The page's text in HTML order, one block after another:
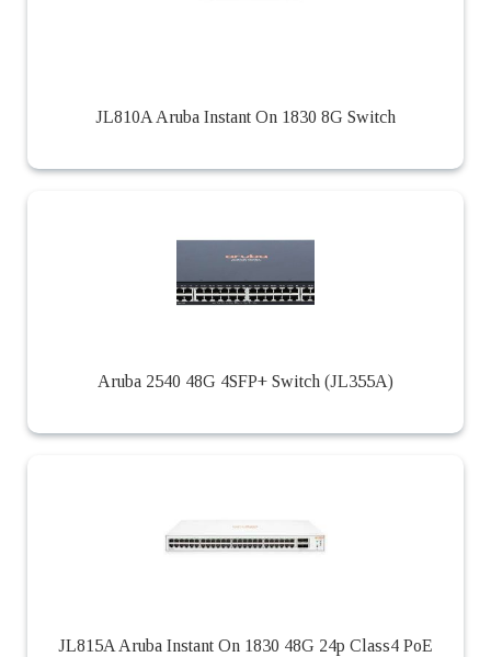
JL810A Aruba Instant On 1830 8G Switch
Aruba 2540 48G 4SFP+ Switch (JL355A)
JL815A Aruba Instant On 1830 48G 24p Class4 PoE